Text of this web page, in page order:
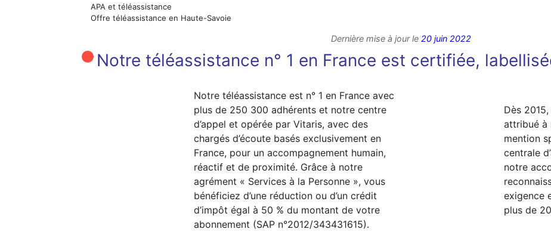
APA et téléassistance
Offre téléassistance en Haute-Savoie
Dernière mise à jour le 20 juin 2022
Notre téléassistance n° 1 en France est certifiée,
Notre téléassistance est n° 1 en France avec
plus de 250 300 adhérents et notre centre
d’appel et opérée par Vitaris, avec des
chargés d’écoute basés exclusivement en
France, pour un accompagnement humain,
réactif et de proximité. Grâce à notre
agrément « Services à la Personne », vous
bénéficiez d’une réduction ou d’un crédit
d’impôt égal à 50 % du montant de votre
abonnement (SAP n°2012/343431615).
Dès
attribué à
mention
centrale
notre
exigence
plus de